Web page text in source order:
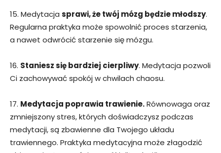
15. Medytacja sprawi, że twój mózg będzie młodszy.
Regularna praktyka może spowolnić proces starzenia,
a nawet odwrócić starzenie się mózgu.
16. Staniesz się bardziej cierpliwy. Medytacja pozwoli
Ci zachowywać spokój w chwilach chaosu.
17. Medytacja poprawia trawienie.Równowaga oraz
zmniejszony stres, których doświadczysz podczas
medytacji, są zbawienne dla Twojego układu
trawiennego. Praktyka medytacyjna może złagodzić